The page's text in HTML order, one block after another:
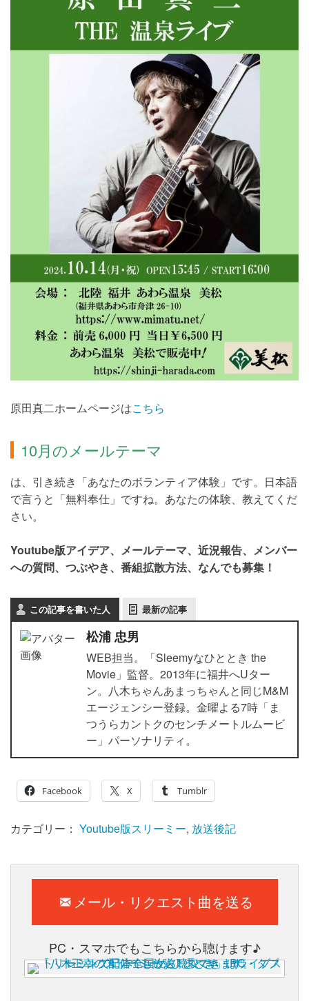
原田真二ホームページはこちら
10月のメールテーマ
は、引き続き「あなたのボランティア体験」です。日本語
で言うと「無料奉仕」ですね。あなたの体験、教えてくだ
さい。
Youtube版アイデア、メールテーマ、近況報告、メンバー
への質問、つぶやき、番組拡散方法、なんでも募集！
この記事を書いた人 最新の記事
松浦 忠男
WEB担当。「Sleemyなひととき the
Movie」監督。2013年に福井へUター
ン。八木ちゃんあまっちゃんと同じM&M
エージェンシー登録。金曜よる7時「ま
つうらカントクのセンチメートルムービ
ー」パーソナリティ。
Facebook X Tumblr
カテゴリー： Youtube版スリーミー, 放送後記
メール・リクエスト曲を送る
PC・スマホでもこちらから聴けます♪